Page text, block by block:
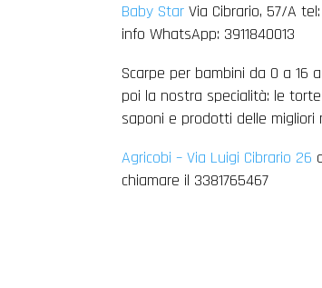
Baby Star Via Cibrario, 57/A
info WhatsApp: 3911840013
Scarpe per bambini da 0 a 16
poi la nostra specialità: le
saponi e prodotti delle migliori
Agricobi – Via Luigi Cibrario 26
chiamare il 3381765467